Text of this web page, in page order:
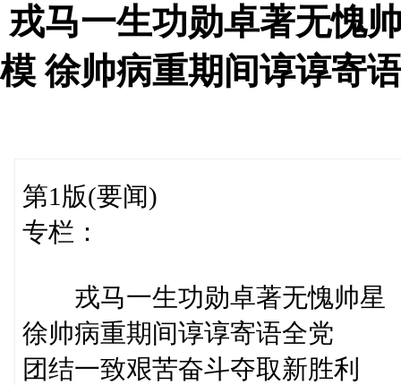
戎马一生功勋卓著无愧
模 徐帅病重期间谆谆寄
第1版(要闻)
专栏：
戎马一生功勋卓著无愧帅星
徐帅病重期间谆谆寄语全党
团结一致艰苦奋斗夺取新胜利